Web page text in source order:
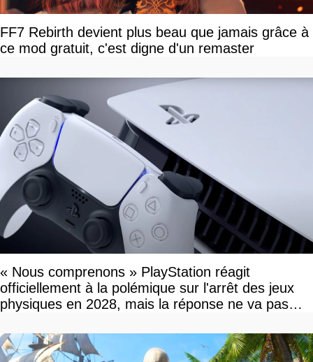
FF7 Rebirth devient plus beau que jamais grâce à
ce mod gratuit, c'est digne d'un remaster
« Nous comprenons » PlayStation réagit
officiellement à la polémique sur l'arrêt des jeux
physiques en 2028, mais la réponse ne va pas